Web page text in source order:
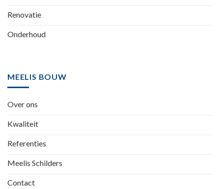
Renovatie
Onderhoud
MEELIS BOUW
Over ons
Kwaliteit
Referenties
Meelis Schilders
Contact